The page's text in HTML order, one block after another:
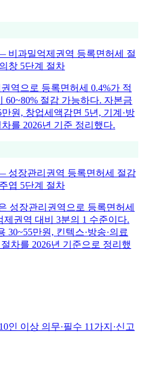
비과밀억제권역 등록면허세 절
창 5단계 절차
역으로 등록면허세 0.4%가 적
60~80% 절감 가능하다. 자본금
원, 창업세액감면 5년, 기계·방
를 2026년 기준 정리했다.
성장관리권역 등록면허세 절감
엽 5단계 절차
성장관리권역으로 등록면허세
권역 대비 3분의 1 수준이다.
30~55만원, 킨텍스·방송·의료
차를 2026년 기준으로 정리했
이상 의무·필수 11가지·신고